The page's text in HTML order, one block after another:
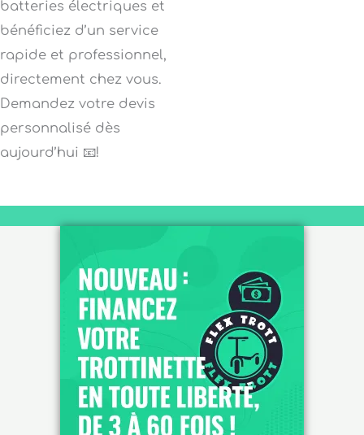
batteries électriques et
bénéficiez d’un service
rapide et professionnel,
directement chez vous.
Demandez votre devis
personnalisé dès
aujourd’hui 📧!